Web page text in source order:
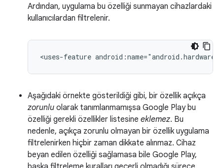
Ardından, uygulama bu özelliği sunmayan cihazlardaki
kullanıcılardan filtrelenir.
<uses-feature
Aşağıdaki örnekte gösterildiği gibi, bir özellik açıkça
zorunlu olarak tanımlanmamışsa Google Play bu
özelliği gerekli özellikler listesine eklemez. Bu
nedenle, açıkça zorunlu olmayan bir özellik uygulama
filtrelenirken hiçbir zaman dikkate alınmaz. Cihaz
beyan edilen özelliği sağlamasa bile Google Play,